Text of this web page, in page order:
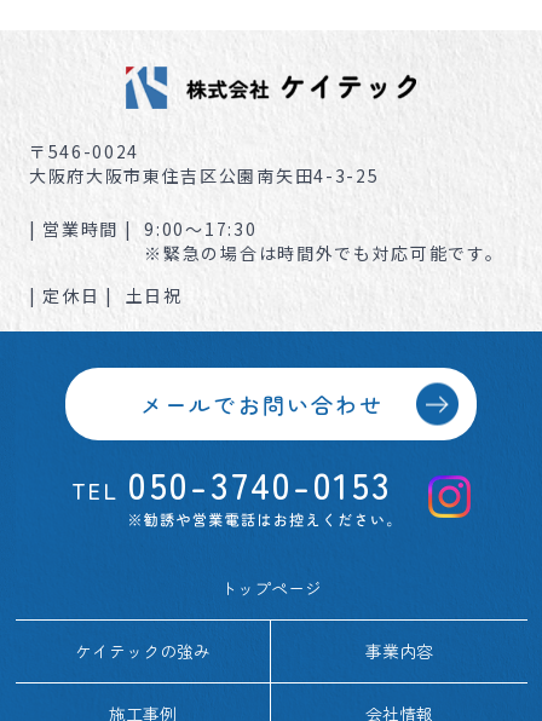
〒546-0024
大阪府大阪市東住吉区公園南矢田4-3-25
| 営業時間 | 9:00～17:30
※緊急の場合は時間外でも対応可能です。
| 定休日 |
土日祝
メールでお問い合わせ
TEL 050-3740-0153
トップページ
ケイテックの強み 事業内容
施工事例 会社情報